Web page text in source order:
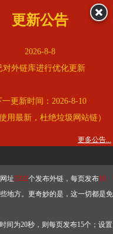
吗？ 超级外链只是一个简便而集成
果是作弊，那您可以使用超级外
？
站长论坛发布外链，到友情链接
普通的外链，它是动态的链接，
的外链
，最终使搜索引擎收录带
址3332个发布外链，每页发布10
地方。更奇妙的是，这一切都是免
间为20秒，则每页发布15个；设置
量和外链，
查看展示页面
否收录
更新公告
2026-8-8
对外链库进行优化更新
一更新时间：2026-8-10
用最新，杜绝垃圾网站链）
更多公告...